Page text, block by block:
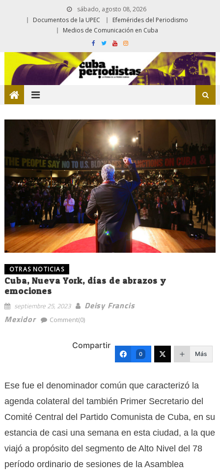
sábado, agosto 08, 2026
Documentos de la UPEC
Efemérides del Periodismo
Medios de Comunicación en Cuba
OTRAS NOTICIAS
Cuba, Nueva York, días de abrazos y
emociones
septiembre 25, 2023
Deisy Francis
Mexidor
Comment(0)
Compartir
0 Más
Ese fue el denominador común que caracterizó la
agenda colateral del también Primer Secretario del
Comité Central del Partido Comunista de Cuba, en su
estancia de casi una semana en esta ciudad, a la que
viajó a propósito del segmento de Alto Nivel del 78
período ordinario de sesiones de la Asamblea